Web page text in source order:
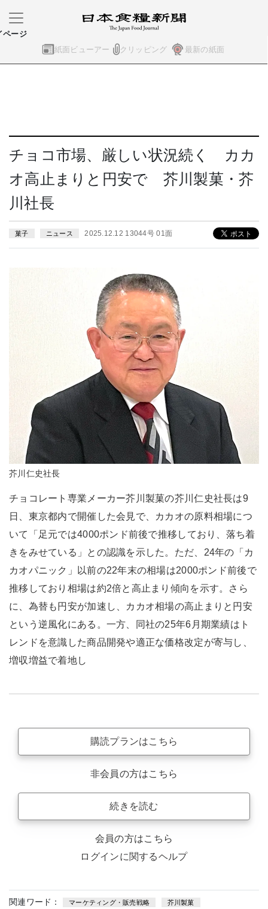
紙面ビューアー クリッピング 最新の紙面
ページ
チョコ市場、厳しい状況続く カカ
オ高止まりと円安で 芥川製菓・芥
川社長
菓子 ニュース 2025.12.12 13044号 01面
芥川仁史社長
チョコレート専業メーカー芥川製菓の芥川仁史社長は9
日、東京都内で開催した会見で、カカオの原料相場につ
いて「足元では4000ポンド前後で推移しており、落ち着
きをみせている」との認識を示した。ただ、24年の「カ
カオパニック」以前の22年末の相場は2000ポンド前後で
推移しており相場は約2倍と高止まり傾向を示す。さら
に、為替も円安が加速し、カカオ相場の高止まりと円安
という逆風化にある。一方、同社の25年6月期業績はト
レンドを意識した商品開発や適正な価格改定が寄与し、
増収増益で着地し
購読プランはこちら
非会員の方はこちら
続きを読む
会員の方はこちら
ログインに関するヘルプ
関連ワード： マーケティング・販売戦略 芥川製菓